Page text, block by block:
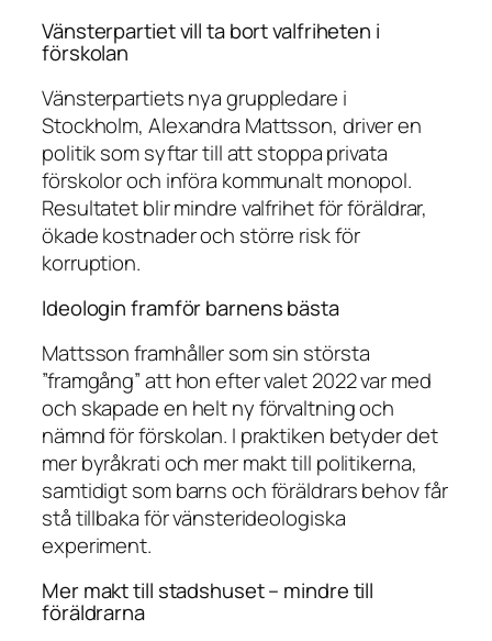
Vänsterpartiet vill ta bort valfriheten i
förskolan
Vänsterpartiets nya gruppledare i
Stockholm, Alexandra Mattsson, driver en
politik som syftar till att stoppa privata
förskolor och införa kommunalt monopol.
Resultatet blir mindre valfrihet för föräldrar,
ökade kostnader och större risk för
korruption.
Ideologin framför barnens bästa
Mattsson framhåller som sin största
”framgång” att hon efter valet 2022 var med
och skapade en helt ny förvaltning och
nämnd för förskolan. I praktiken betyder det
mer byråkrati och mer makt till politikerna,
samtidigt som barns och föräldrars behov får
stå tillbaka för vänsterideologiska
experiment.
Mer makt till stadshuset – mindre till
föräldrarna